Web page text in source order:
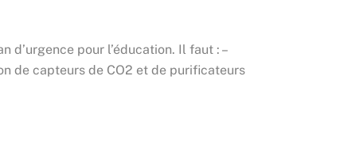
pour l’éducation. Il faut : –
de capteurs de CO2 et de purificateurs